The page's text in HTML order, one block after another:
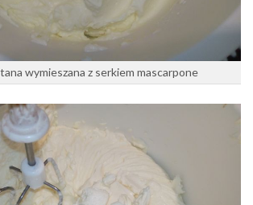
wymieszana z serkiem mascarpone